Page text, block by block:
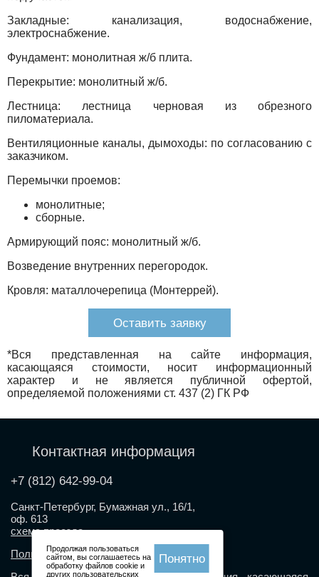
Закладные: канализация, водоснабжение,
электроснабжение.
Фундамент: монолитная ж/б плита.
Перекрытие: монолитный ж/б.
Лестница: лестница черновая из обрезного
пиломатериала.
Вентиляционные каналы, дымоходы: по согласованию с
заказчиком.
Перемычки проемов:
монолитные;
сборные.
Армирующий пояс: монолитный ж/б.
Возведение внутренних перегородок.
Кровля: маталлочерепица (Монтеррей).
Оставить заявку
*Вся представленная на сайте информация,
касающаяся стоимости, носит информационный
характер и не является публичной офертой,
определяемой положениями ст. 437 (2) ГК РФ
Контактная информация
+7 (812) 642-99-04
Санкт-Петербург, Бумажная ул., 16/1,
оф. 613
схема проезда
Политика конфиденциальности
Продолжая пользоваться
сайтом, вы соглашаетесь на
обработку файлов cookie и
других пользовательских
Понятно